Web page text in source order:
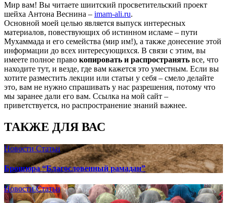
Мир вам! Вы читаете шиитский просветительский проект
шейха Антона Веснина – imam-ali.ru.
Основной моей целью является выпуск интересных
материалов, повествующих об истинном исламе – пути
Мухаммада и его семейства (мир им!), а также донесение этой
информации до всех интересующихся. В связи с этим, вы
имеете полное право копировать и распространять все, что
находите тут, и везде, где вам кажется это уместным. Если вы
хотите разместить лекции или статьи у себя – смело делайте
это, вам не нужно спрашивать у нас разрешения, потому что
мы заранее дали его вам. Ссылка на мой сайт –
приветствуется, но распространение знаний важнее.
ТАКЖЕ ДЛЯ ВАС
НовостиСтатьи
Брошюра “Благословенный рамадан”
НовостиСтатьи